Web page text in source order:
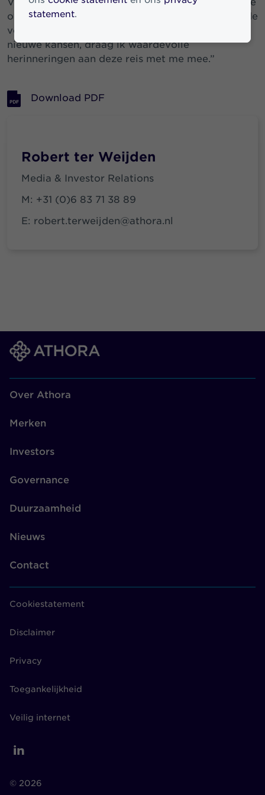
statement.
over te dragen aan anderen om het bedrijf naar de
volgende fase te brengen. Terwijl ik uitkijk naar
nieuwe kansen, draag ik waardevolle
herinneringen aan deze reis met me mee.”
Download PDF
Robert ter Weijden
Media & Investor Relations
M: +31 (0)6 83 71 38 89
E: robert.terweijden@athora.nl
Over Athora
Merken
Investors
Governance
Duurzaamheid
Nieuws
Contact
Cookiestatement
Disclaimer
Privacy
Toegankelijkheid
Veilig internet
© 2026